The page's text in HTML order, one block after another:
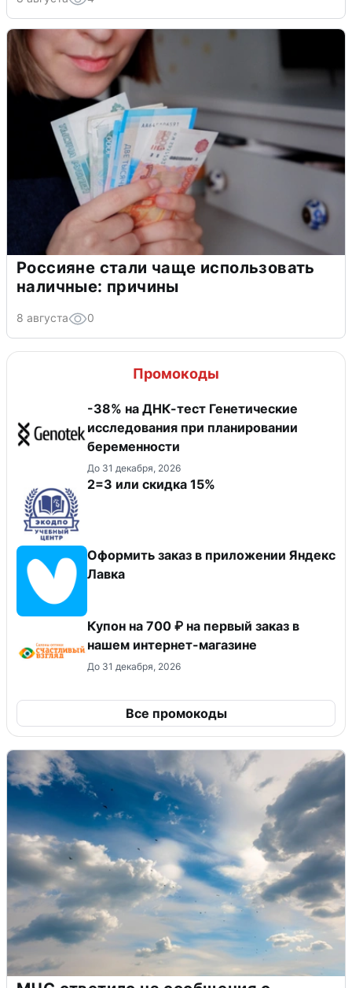
Россияне стали чаще использовать
наличные: причины
8 августа 0
Промокоды
-38% на ДНК-тест Генетические
исследования при планировании
беременности
До 31 декабря, 2026
2=3 или скидка 15%
Оформить заказ в приложении Яндекс
Лавка
Купон на 700 ₽ на первый заказ в
нашем интернет-магазине
До 31 декабря, 2026
Все промокоды